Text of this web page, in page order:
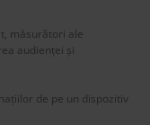
măsurători ale
audienței și
de pe un dispozitiv